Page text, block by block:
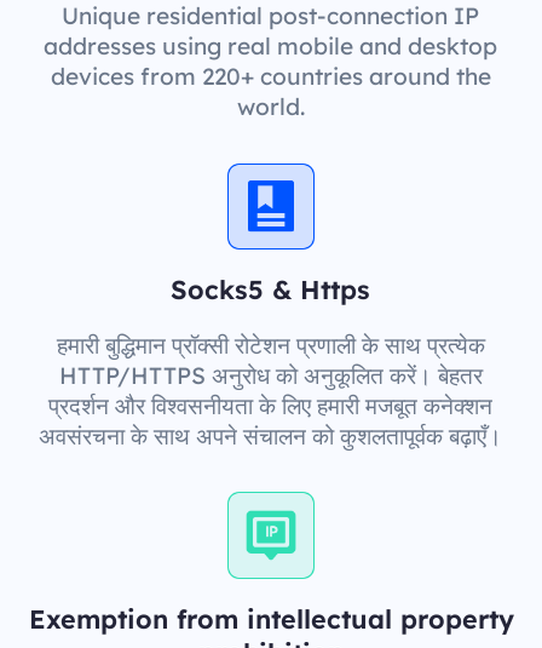
Unique residential post-connection IP
addresses using real mobile and desktop
devices from 220+ countries around the
world.
Socks5 & Https
हमारी बुद्धिमान प्रॉक्सी रोटेशन प्रणाली के साथ प्रत्येक
HTTP/HTTPS अनुरोध को अनुकूलित करें। बेहतर
प्रदर्शन और विश्वसनीयता के लिए हमारी मजबूत कनेक्शन
अवसंरचना के साथ अपने संचालन को कुशलतापूर्वक बढ़ाएँ।
Exemption from intellectual property